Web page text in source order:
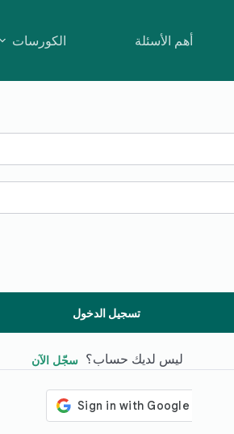
أهم الأسئلة الكورسات
تسجيل الدخول
ليس لديك حساب؟ سجّل الآن